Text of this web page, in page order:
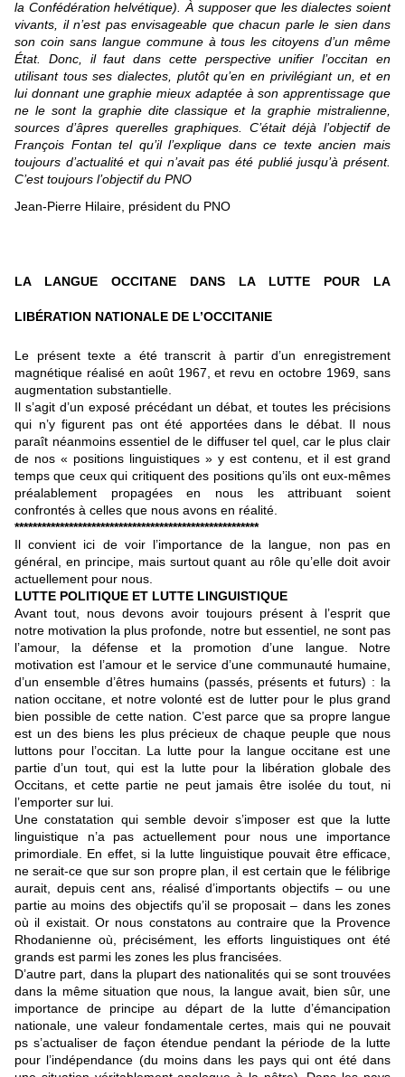
la Confédération helvétique). À supposer que les dialectes soient
vivants, il n’est pas envisageable que chacun parle le sien dans
son coin sans langue commune à tous les citoyens d’un même
État. Donc, il faut dans cette perspective unifier l’occitan en
utilisant tous ses dialectes, plutôt qu’en en privilégiant un, et en
lui donnant une graphie mieux adaptée à son apprentissage que
ne le sont la graphie dite classique et la graphie mistralienne,
sources d’âpres querelles graphiques. C’était déjà l’objectif de
François Fontan tel qu’il l’explique dans ce texte ancien mais
toujours d’actualité et qui n’avait pas été publié jusqu’à présent.
C’est toujours l’objectif du PNO
Jean-Pierre Hilaire, président du PNO
LA LANGUE OCCITANE DANS LA LUTTE POUR LA
LIBÉRATION NATIONALE DE L’OCCITANIE
Le présent texte a été transcrit à partir d’un enregistrement
magnétique réalisé en août 1967, et revu en octobre 1969, sans
augmentation substantielle.
Il s’agit d’un exposé précédant un débat, et toutes les précisions
qui n’y figurent pas ont été apportées dans le débat. Il nous
paraît néanmoins essentiel de le diffuser tel quel, car le plus clair
de nos « positions linguistiques » y est contenu, et il est grand
temps que ceux qui critiquent des positions qu’ils ont eux-mêmes
préalablement propagées en nous les attribuant soient
confrontés à celles que nous avons en réalité.
******************************************************
Il convient ici de voir l’importance de la langue, non pas en
général, en principe, mais surtout quant au rôle qu’elle doit avoir
actuellement pour nous.
LUTTE POLITIQUE ET LUTTE LINGUISTIQUE
Avant tout, nous devons avoir toujours présent à l’esprit que
notre motivation la plus profonde, notre but essentiel, ne sont pas
l’amour, la défense et la promotion d’une langue. Notre
motivation est l’amour et le service d’une communauté humaine,
d’un ensemble d’êtres humains (passés, présents et futurs) : la
nation occitane, et notre volonté est de lutter pour le plus grand
bien possible de cette nation. C’est parce que sa propre langue
est un des biens les plus précieux de chaque peuple que nous
luttons pour l’occitan. La lutte pour la langue occitane est une
partie d’un tout, qui est la lutte pour la libération globale des
Occitans, et cette partie ne peut jamais être isolée du tout, ni
l’emporter sur lui.
Une constatation qui semble devoir s’imposer est que la lutte
linguistique n’a pas actuellement pour nous une importance
primordiale. En effet, si la lutte linguistique pouvait être efficace,
ne serait-ce que sur son propre plan, il est certain que le félibrige
aurait, depuis cent ans, réalisé d’importants objectifs – ou une
partie au moins des objectifs qu’il se proposait – dans les zones
où il existait. Or nous constatons au contraire que la Provence
Rhodanienne où, précisément, les efforts linguistiques ont été
grands est parmi les zones les plus francisées.
D’autre part, dans la plupart des nationalités qui se sont trouvées
dans la même situation que nous, la langue avait, bien sûr, une
importance de principe au départ de la lutte d’émancipation
nationale, une valeur fondamentale certes, mais qui ne pouvait
ps s’actualiser de façon étendue pendant la période de la lutte
pour l’indépendance (du moins dans les pays qui ont été dans